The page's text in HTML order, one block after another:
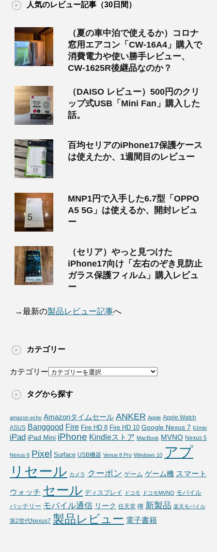
人気のレビュー記事（30日間）
（夏の車中泊で使えるか）コロナ
窓用エアコン「CW-16A4」購入で
消費電力や使い勝手レビュー、
CW-1625R後継品なのか？
（DAISO レビュー）500円のクリ
ップ式USB「Mini Fan」購入した
話。
百均セリアのiPhone17保護ケース
は使えたか、1週間目のレビュー
MNP1円で入手した6.7型「OPPO
A5 5G」は使えるか、開封レビュ
ー
（セリア）やっと見つけた
iPhone17向け「左右のぞき見防止
ガラス保護フィルム」購入レビュ
ー
→最新の製品レビュー記事へ
カテゴリー
カテゴリー
タグから探す
amazon echo Amazonタイムセール ANKER Apple Apple Watch
ASUS Banggood Fire Fire HD 8 Fire HD 10 Google Nexus 7 IIJmio
iPad iPad Mini iPhone Kindleストア MacBook MVNO Nexus 5
Nexus 6 Pixel Surface USB機器 Venue 8 Pro Windows 10 アプ
リセール カメラ クーポン ゲーム ゲーム機 スマート
ウォッチ セール ディスプレイ ドコモ ドコモMVNO モバイル
バッテリー モバイル通信 リーク 任天堂 噂 新製品 楽天モバイル
第2世代Nexus7 製品レビュー 電子書籍